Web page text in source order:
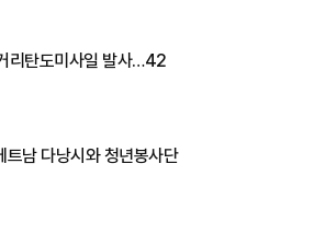
리탄도미사일 발사…42
트남 다낭시와 청년봉사단